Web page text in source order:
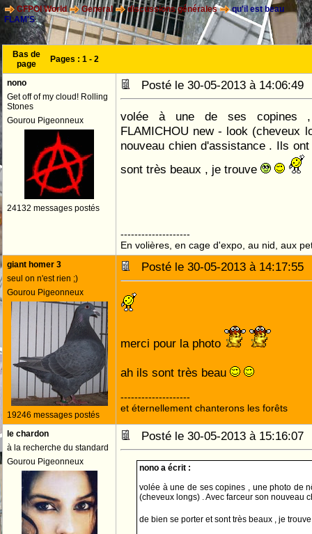
CFPOI World General discussions générales
qu'il est beau
FLAM'S
Bas de
page
Pages : 1 - 2
nono
Get off of my cloud! Rolling
Stones
Gourou Pigeonneux
24132 messages postés
Posté le 30-05-2013 à
volée à une de ses copines
FLAMICHOU new - look (cheveux
nouveau chien d'assistance . Ils
sont très beaux , je trouve
--------------------
En volières, en cage d'expo, au nid, aux
giant homer 3
seul on n'est rien ;)
Gourou Pigeonneux
19246 messages postés
Posté le 30-05-2013 à
merci pour la photo
ah ils sont très beau
--------------------
et éternellement chanterons les forêts
le chardon
à la recherche du standard
Gourou Pigeonneux
Posté le 30-05-2013 à
nono a écrit :
volée à une de ses copines , une photo de
(cheveux longs) . Avec farceur son nouveau
de bien se porter et sont très beaux , je